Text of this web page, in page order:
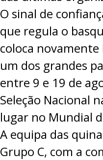
O sinal de
que regula o
coloca novamente
um dos grandes
entre 9 e 19 de
Seleção Nacional
lugar no Mundial
A equipa das
Grupo C, com a